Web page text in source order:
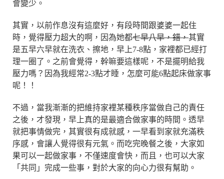
會變少。
其實，以前作息沒有這麼好，有段時間跟婆婆一起住
時，覺得壓力超大的啊，因為她都七早八早，錯，其實
是五早六早就在洗衣、擦地，早上7-8點，家裡都已經打
理一圈了。之前會覺得，幹嘛要這樣呢，不是擺明給我
壓力嗎？因為我經常2-3點才睡，怎麼可能6點起床做家事
呢！！
不過，當我漸漸的把維持家裡某種秩序當做自己的責任
之後，才發現，早上真的是最適合做家事的時間。透早
就把事情做完，其實很有成就感，一早看到家就充滿秩
序感，會讓人覺得很有元氣。而吃完晚餐之後，大家如
果可以一起做家事，不僅速度會快，而且，也可以大家
「共同」完成一些事，對於大家的向心力很有幫助。